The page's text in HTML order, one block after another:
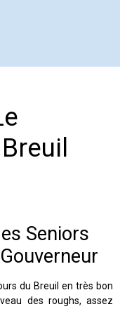
Seniors
du Breuil en très bon
des roughs, assez